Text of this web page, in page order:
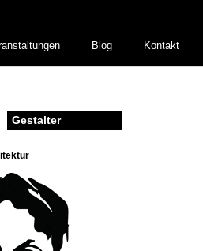
Blog Kontakt
Gestalter